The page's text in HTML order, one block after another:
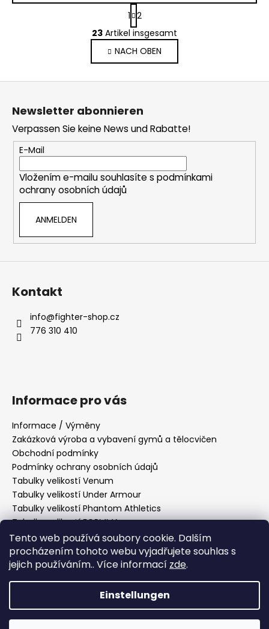
Tento web používá soubory cookie. Dalším
procházením tohoto webu vyjadřujete souhlas s
jejich používáním.. Více informací zde.
Einstellungen
S
t
e
u
e
e
l
e
m
e
n
t
i
P
a
g
i
n
i
n
1 2
23 Artikel insgesamt
NACH OBEN
F
Newsletter abonnieren
Verpassen Sie keine News und Rabatte!
E-Mail
Vložením e-mailu souhlasíte s podmínkami
ochrany osobních údajů
ANMELDEN
Kontakt
info@fighter-shop.cz
776 310 410
Informace pro vás
Informace / Výměny
Zakázková výroba a vybavení gymů a tělocvičen
Obchodní podmínky
Podmínky ochrany osobních údajů
Tabulky velikostí Venum
Tabulky velikostí Under Armour
Tabulky velikostí Phantom Athletics
Tabulky velikostí FORMMA
Tabulky velikostí Tatami Fightwear
Tabulky velikostí Manto
Tabulky velikostí Hayabusa
Erstellt von Shoptet